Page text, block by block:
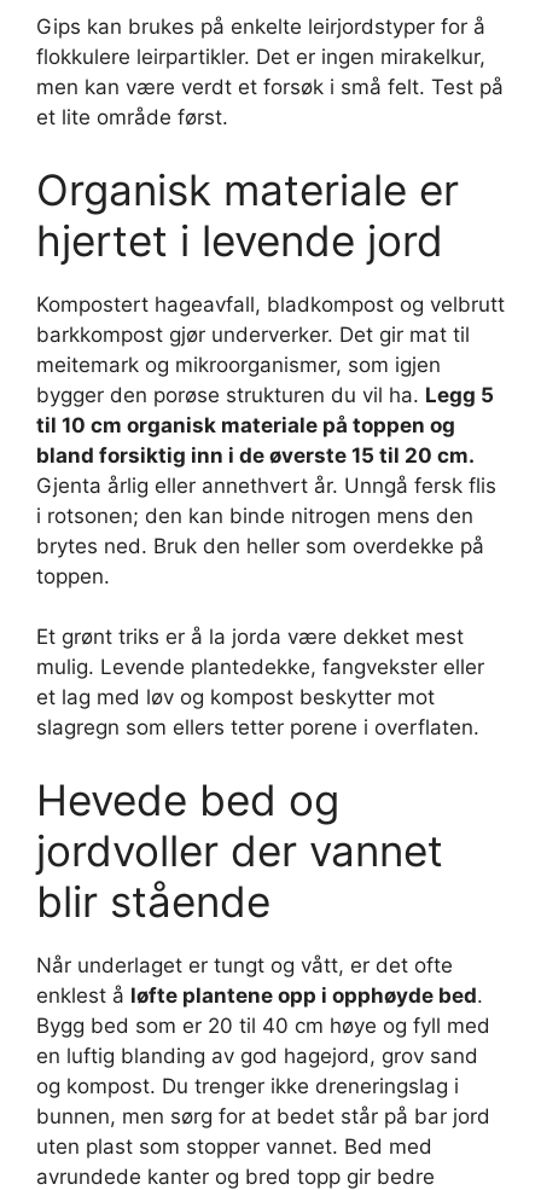
Gips kan brukes på enkelte leirjordstyper for å
flokkulere leirpartikler. Det er ingen mirakelkur,
men kan være verdt et forsøk i små felt. Test på
et lite område først.
Organisk materiale er
hjertet i levende jord
Kompostert hageavfall, bladkompost og velbrutt
barkkompost gjør underverker. Det gir mat til
meitemark og mikroorganismer, som igjen
bygger den porøse strukturen du vil ha. Legg 5
til 10 cm organisk materiale på toppen og
bland forsiktig inn i de øverste 15 til 20 cm.
Gjenta årlig eller annethvert år. Unngå fersk flis
i rotsonen; den kan binde nitrogen mens den
brytes ned. Bruk den heller som overdekke på
toppen.
Et grønt triks er å la jorda være dekket mest
mulig. Levende plantedekke, fangvekster eller
et lag med løv og kompost beskytter mot
slagregn som ellers tetter porene i overflaten.
Hevede bed og
jordvoller der vannet
blir stående
Når underlaget er tungt og vått, er det ofte
enklest å løfte plantene opp i opphøyde bed.
Bygg bed som er 20 til 40 cm høye og fyll med
en luftig blanding av god hagejord, grov sand
og kompost. Du trenger ikke dreneringslag i
bunnen, men sørg for at bedet står på bar jord
uten plast som stopper vannet. Bed med
avrundede kanter og bred topp gir bedre